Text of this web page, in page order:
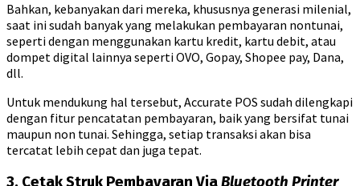
Bahkan, kebanyakan dari mereka, khususnya generasi milenial,
saat ini sudah banyak yang melakukan pembayaran nontunai,
seperti dengan menggunakan kartu kredit, kartu debit, atau
dompet digital lainnya seperti OVO, Gopay, Shopee pay, Dana,
dll.
Untuk mendukung hal tersebut, Accurate POS sudah dilengkapi
dengan fitur pencatatan pembayaran, baik yang bersifat tunai
maupun non tunai. Sehingga, setiap transaksi akan bisa
tercatat lebih cepat dan juga tepat.
3. Cetak Struk Pembayaran ViaBluetooth Printer